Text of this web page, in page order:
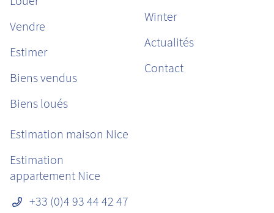
Vendre
Estimer
Biens vendus
Biens loués
Winter
Actualités
Contact
Estimation maison Nice
Estimation
appartement Nice
+33 (0)4 93 44 42 47